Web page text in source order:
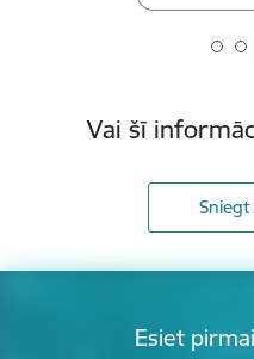
Vai šī
Esiet